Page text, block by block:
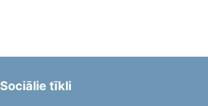
Sociālie tīkli